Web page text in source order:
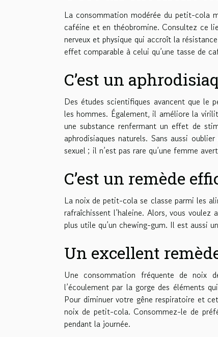
La consommation modérée du petit-cola
caféine et en théobromine. Consultez ce
nerveux et physique qui accroît la
effet comparable à celui qu’une tasse de
C’est un
Des études scientifiques avancent que le
les hommes. Également, il améliore la
une substance renfermant un effet de
aphrodisiaques naturels. Sans aussi
sexuel ; il n’est pas rare qu’une femme
C’est un remède
La noix de petit-cola se classe parmi les
rafraîchissent l’haleine. Alors, vous
plus utile qu’un chewing-gum. Il est aussi
Un excellent
Une consommation fréquente de noix
l’écoulement par la gorge des éléments
Pour diminuer votre gêne respiratoire et
noix de petit-cola. Consommez-le de
pendant la journée.